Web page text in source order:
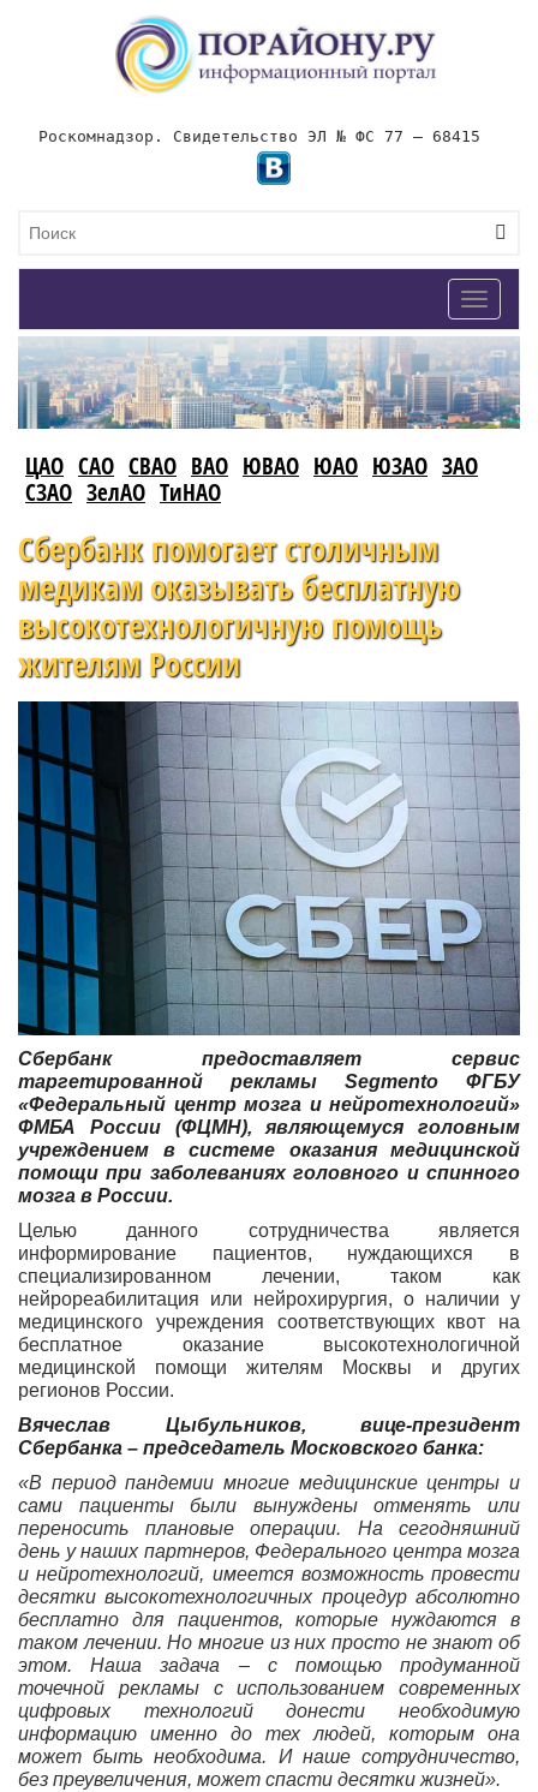
Роскомнадзор. Свидетельство ЭЛ № ФС 77 – 68415
Toggle
ЦАО САО СВАО ВАО ЮВАО ЮАО ЮЗАО ЗАО
СЗАО ЗелАО ТиНАО
Сбербанк помогает столичным
медикам оказывать бесплатную
высокотехнологичную помощь
жителям России
Сбербанк предоставляет сервис
таргетированной рекламы Segmento ФГБУ
«Федеральный центр мозга и нейротехнологий»
ФМБА России (ФЦМН), являющемуся головным
учреждением в системе оказания медицинской
помощи при заболеваниях головного и спинного
мозга в России.
Целью данного сотрудничества является
информирование пациентов, нуждающихся в
специализированном лечении, таком как
нейрореабилитация или нейрохирургия, о наличии у
медицинского учреждения соответствующих квот на
бесплатное оказание высокотехнологичной
медицинской помощи жителям Москвы и других
регионов России.
Вячеслав Цыбульников, вице-президент
Сбербанка – председатель Московского банка:
«В период пандемии многие медицинские центры и
сами пациенты были вынуждены отменять или
переносить плановые операции. На сегодняшний
день у наших партнеров, Федерального центра мозга
и нейротехнологий, имеется возможность провести
десятки высокотехнологичных процедур абсолютно
бесплатно для пациентов, которые нуждаются в
таком лечении. Но многие из них просто не знают об
этом. Наша задача – с помощью продуманной
точечной рекламы с использованием современных
цифровых технологий донести необходимую
информацию именно до тех людей, которым она
может быть необходима. И наше сотрудничество,
без преувеличения, может спасти десятки жизней».